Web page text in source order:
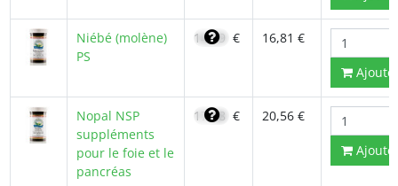
Niébé (molène)
PS
14,29 € 16,81 €
Nopal NSP
suppléments
pour le foie et le
pancréas
17,48 € 20,56 €